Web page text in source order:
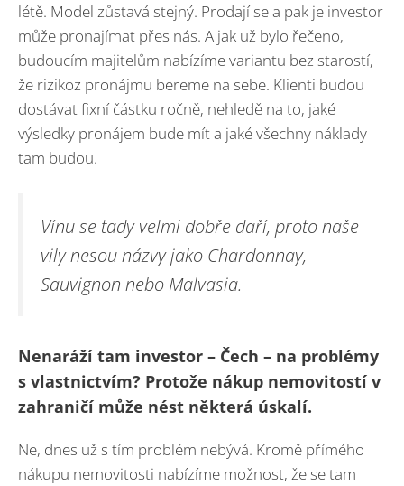
létě. Model zůstavá stejný. Prodají se a pak je investor
může pronajímat přes nás. A jak už bylo řečeno,
budoucím majitelům nabízíme variantu bez starostí,
že rizikoz pronájmu bereme na sebe. Klienti budou
dostávat fixní částku ročně, nehledě na to, jaké
výsledky pronájem bude mít a jaké všechny náklady
tam budou.
Vínu se tady velmi dobře daří, proto naše
vily nesou názvy jako Chardonnay,
Sauvignon nebo Malvasia.
Nenaráží tam investor – Čech – na problémy
s vlastnictvím? Protože nákup nemovitostí v
zahraničí může nést některá úskalí.
Ne, dnes už s tím problém nebývá. Kromě přímého
nákupu nemovitosti nabízíme možnost, že se tam